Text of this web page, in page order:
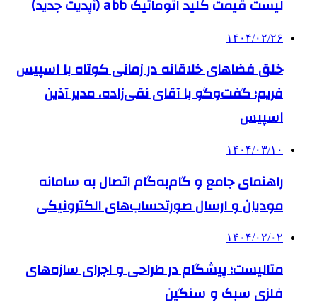
لیست قیمت کلید اتوماتیک abb (آپدیت جدید)
۱۴۰۴/۰۲/۲۶
خلق فضاهای خلاقانه در زمانی کوتاه با اسپیس
فریم؛ گفت‌وگو با آقای نقی‌زاده، مدیر آذین
اسپیس
۱۴۰۴/۰۳/۱۰
راهنمای جامع و گام‌به‌گام اتصال به سامانه
مودیان و ارسال صورتحساب‌های الکترونیکی
۱۴۰۴/۰۲/۰۲
متالیست؛ پیشگام در طراحی و اجرای سازه‌های
فلزی سبک و سنگین